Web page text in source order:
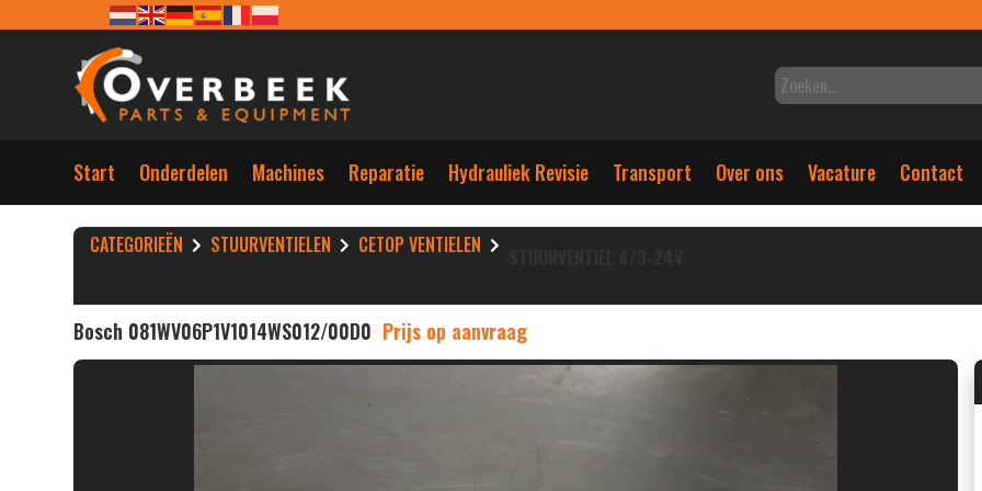
Start Onderdelen Machines Reparatie Hydrauliek Revisie Transport Over ons Vacature Contact
CATEGORIEËN STUURVENTIELEN CETOP VENTIELEN
Bosch 081WV06P1V1014WS012/00D0 Prijs op aanvraag